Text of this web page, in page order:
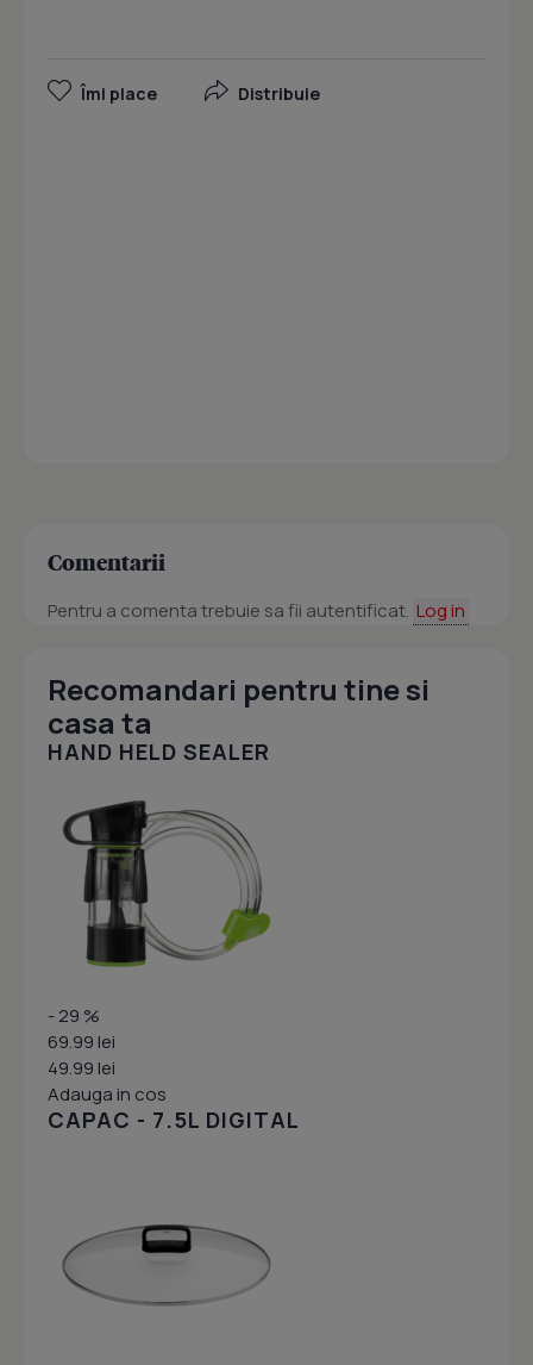
Îmi place Distribuie
Comentarii
Pentru a comenta trebuie sa fii autentificat. Log in
Recomandari pentru tine si
casa ta
HAND HELD SEALER
- 29 %
69.99 lei
49.99 lei
Adauga in cos
CAPAC - 7.5L DIGITAL